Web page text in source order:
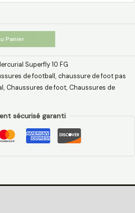
Panier
Superfly 10 FG
de football , chaussure de foot pas
, Chaussures de foot, Chaussures de
sécurisé garanti